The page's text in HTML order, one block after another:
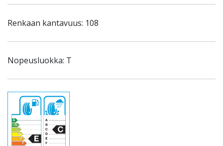
Renkaan kantavuus: 108
Nopeusluokka: T